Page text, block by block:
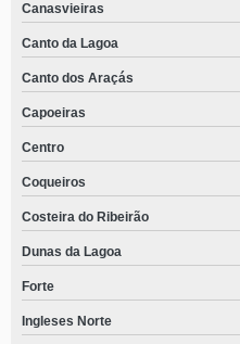
Canasvieiras
Canto da Lagoa
Canto dos Araçás
Capoeiras
Centro
Coqueiros
Costeira do Ribeirão
Dunas da Lagoa
Forte
Ingleses Norte